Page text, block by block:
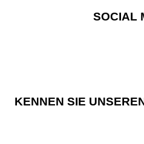
SOCIAL
KENNEN SIE